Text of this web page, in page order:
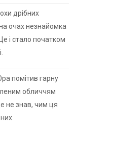
дрібних
очах незнайомка
і стало початком
помітив гарну
обличчям
не знав, чим ця